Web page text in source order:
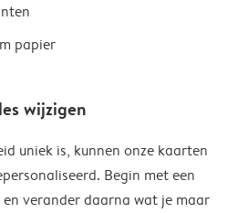
papier
wijzigen
uniek is, kunnen onze kaarten
Begin met een
verander daarna wat je maar